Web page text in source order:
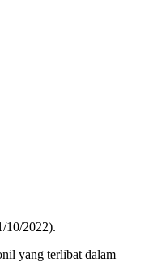
10/2022).
yang terlibat dalam